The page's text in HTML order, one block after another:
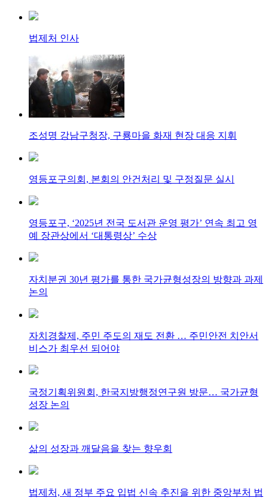
법제처 인사
조성명 강남구청장, 구룡마을 화재 현장 대응 지휘
영등포구의회, 본회의 안건처리 및 구정질문 실시
영등포구, ‘2025년 전국 도서관 운영 평가’ 연속 최고 영
예 장관상에서 ‘대통령상’ 수상
자치분권 30년 평가를 통한 국가균형성장의 방향과 과제
논의
자치경찰제, 주민 주도의 재도 전환 … 주민안전 치안서
비스가 최우선 되어야
국정기획위원회, 한국지방행정연구원 방문… 국가균형
성장 논의
삶의 성장과 깨달음을 찾는 향우회
법제처, 새 정부 주요 입법 신속 추진을 위한 중앙부처 법